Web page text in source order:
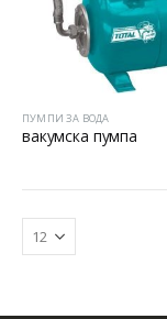
ПУМПИ ЗА ВОДА
вакумска пумпа